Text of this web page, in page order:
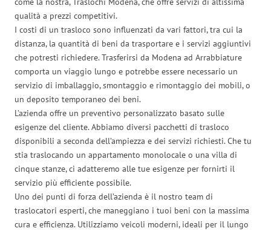
qualità a prezzi competitivi.
I costi di un trasloco sono influenzati da vari fattori, tra cui la
distanza, la quantità di beni da trasportare e i servizi aggiuntivi
che potresti richiedere. Trasferirsi da Modena ad Arrabbiature
comporta un viaggio lungo e potrebbe essere necessario un
servizio di imballaggio, smontaggio e rimontaggio dei mobili, o
un deposito temporaneo dei beni.
L’azienda offre un preventivo personalizzato basato sulle
esigenze del cliente. Abbiamo diversi pacchetti di trasloco
disponibili a seconda dell’ampiezza e dei servizi richiesti. Che tu
stia traslocando un appartamento monolocale o una villa di
cinque stanze, ci adatteremo alle tue esigenze per fornirti il
servizio più efficiente possibile.
Uno dei punti di forza dell’azienda è il nostro team di
traslocatori esperti, che maneggiano i tuoi beni con la massima
cura e efficienza. Utilizziamo veicoli moderni, ideali per il lungo